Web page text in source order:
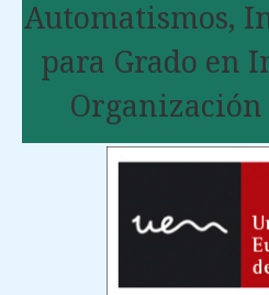
Automatismos,
para Grado en